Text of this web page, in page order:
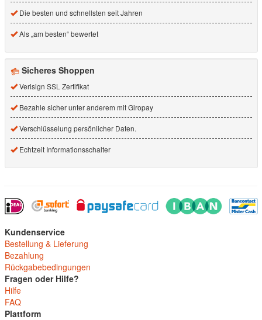
Die besten und schnellsten seit Jahren
Als „am besten“ bewertet
Sicheres Shoppen
Verisign SSL Zertifikat
Bezahle sicher unter anderem mit Giropay
Verschlüsselung persönlicher Daten.
Echtzeit Informationsschalter
Kundenservice
Bestellung & Lieferung
Bezahlung
Rückgabebedingungen
Fragen oder Hilfe?
Hilfe
FAQ
Plattform